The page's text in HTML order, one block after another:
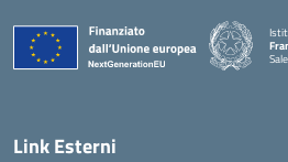
Link Esterni